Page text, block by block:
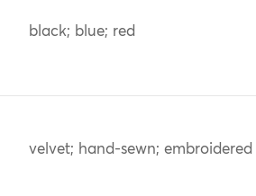
black; blue; red
velvet; hand-sewn; embroidered